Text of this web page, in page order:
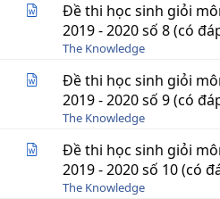
Đề thi học sinh giỏi
2019 - 2020 số 8 (có
The Knowledge
Đề thi học sinh giỏi
2019 - 2020 số 9 (có
The Knowledge
Đề thi học sinh giỏi
2019 - 2020 số 10 (có
The Knowledge